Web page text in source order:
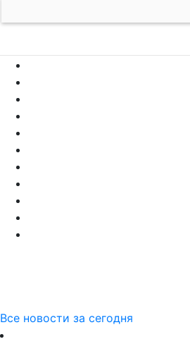
Все новости за сегодня